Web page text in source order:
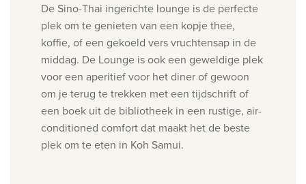
De Sino-Thai ingerichte lounge is de perfecte
plek om te genieten van een kopje thee,
koffie, of een gekoeld vers vruchtensap in de
middag. De Lounge is ook een geweldige plek
voor een aperitief voor het diner of gewoon
om je terug te trekken met een tijdschrift of
een boek uit de bibliotheek in een rustige, air-
conditioned comfort dat maakt het de beste
plek om te eten in Koh Samui.